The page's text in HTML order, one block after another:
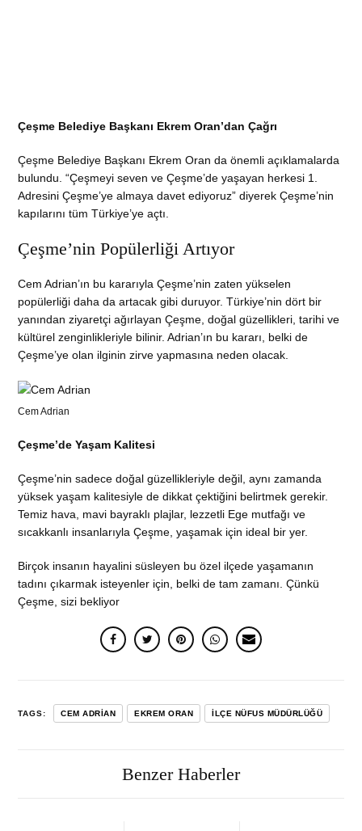
Çeşme Belediye Başkanı Ekrem Oran’dan Çağrı
Çeşme Belediye Başkanı Ekrem Oran da önemli açıklamalarda
bulundu. “Çeşmeyi seven ve Çeşme’de yaşayan herkesi 1.
Adresini Çeşme’ye almaya davet ediyoruz” diyerek Çeşme’nin
kapılarını tüm Türkiye’ye açtı.
Çeşme’nin Popülerliği Artıyor
Cem Adrian’ın bu kararıyla Çeşme’nin zaten yükselen
popülerliği daha da artacak gibi duruyor. Türkiye’nin dört bir
yanından ziyaretçi ağırlayan Çeşme, doğal güzellikleri, tarihi ve
kültürel zenginlikleriyle bilinir. Adrian’ın bu kararı, belki de
Çeşme’ye olan ilginin zirve yapmasına neden olacak.
Cem Adrian
Çeşme’de Yaşam Kalitesi
Çeşme’nin sadece doğal güzellikleriyle değil, aynı zamanda
yüksek yaşam kalitesiyle de dikkat çektiğini belirtmek gerekir.
Temiz hava, mavi bayraklı plajlar, lezzetli Ege mutfağı ve
sıcakkanlı insanlarıyla Çeşme, yaşamak için ideal bir yer.
Birçok insanın hayalini süsleyen bu özel ilçede yaşamanın
tadını çıkarmak isteyenler için, belki de tam zamanı. Çünkü
Çeşme, sizi bekliyor
TAGS: CEM ADRIAN EKREM ORAN İLÇE NÜFUS MÜDÜRLÜĞÜ
Benzer Haberler